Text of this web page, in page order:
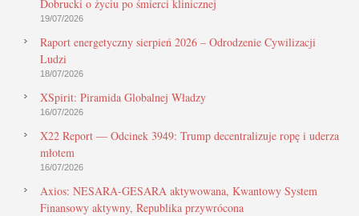
Dobrucki o życiu po śmierci klinicznej
19/07/2026
Raport energetyczny sierpień 2026 – Odrodzenie Cywilizacji
Ludzi
18/07/2026
XSpirit: Piramida Globalnej Władzy
16/07/2026
X22 Report — Odcinek 3949: Trump decentralizuje ropę i uderza
młotem
16/07/2026
Axios: NESARA-GESARA aktywowana, Kwantowy System
Finansowy aktywny, Republika przywrócona